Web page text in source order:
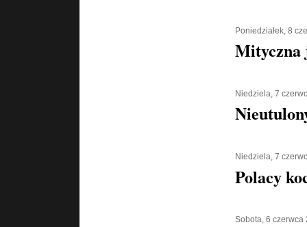
Poniedziałek, 8
Mityczna
Niedziela, 7
Niedziela, 7
Polacy
Sobota, 6 czerwca